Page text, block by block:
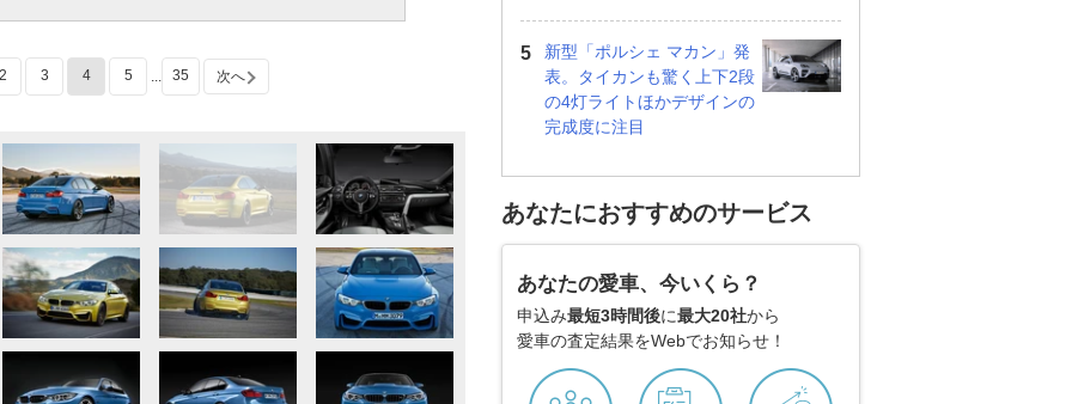
3 4 5 ... 35 次へ
新型「ポルシェ マカン」発
表。タイカンも驚く上下2段
の4灯ライトほかデザインの
完成度に注目
あなたにおすすめのサービス
あなたの愛車、今いくら？
申込み最短3時間後に最大20社から
愛車の査定結果をWebでお知らせ！